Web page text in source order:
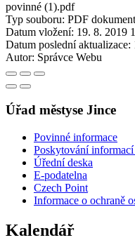
povinné (1).pdf
Typ souboru: PDF
Datum vložení: 19. 8. 2019
Datum poslední aktualizace:
Autor: Správce Webu
Úřad městyse Jince
Povinné informace
Poskytování informací
Úřední deska
E-podatelna
Czech Point
Informace o ochraně
Kalendář